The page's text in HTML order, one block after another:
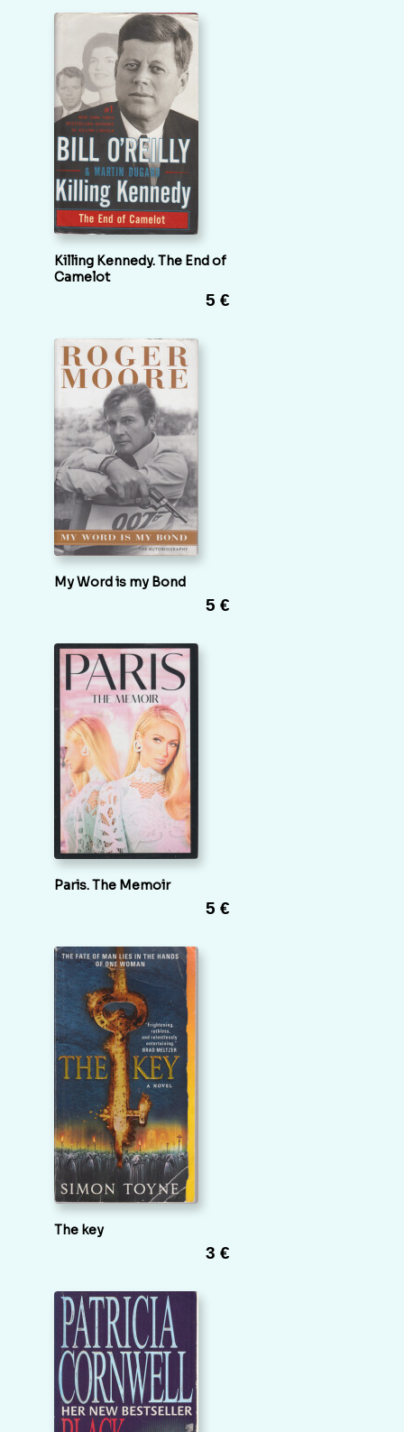
Killing Kennedy. The End of
Camelot
5 €
My Word is my Bond
5 €
Paris. The Memoir
5 €
The key
3 €